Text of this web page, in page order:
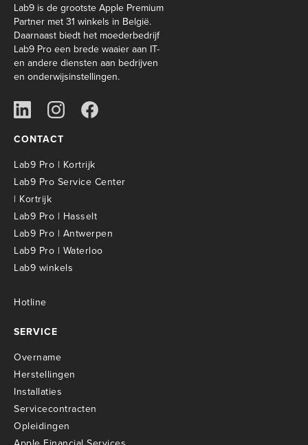
Lab9 is de grootste Apple Premium
Partner met 31 winkels in België.
Daarnaast biedt het moederbedrijf
Lab9 Pro een brede waaier aan IT-
en andere diensten aan bedrijven
en onderwijsinstellingen.
CONTACT
Lab9 Pro | Kortrijk
Lab9 Pro Service Center
| Kortrijk
Lab9 Pro | Hasselt
Lab9 Pro | Antwerpen
Lab9 Pro | Waterloo
Lab9 winkels
Hotline
SERVICE
Overname
Herstellingen
Installaties
Servicecontracten
Opleidingen